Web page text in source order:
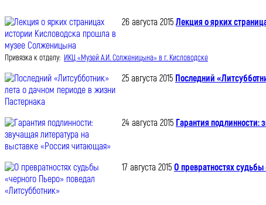
26 августа 2015 Лекция о ярких
Привязка к отделу: ИКЦ «Музей А.И. Солженицына» в г. Кисловодске
25 августа 2015 Последний
24 августа 2015 Гарантия подлинности:
17 августа 2015 О превратностях